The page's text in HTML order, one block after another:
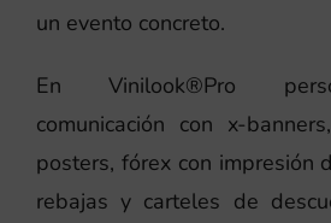
un evento concreto.
En Vinilook®Pro
comunicación con x-
posters, fórex con impresión
rebajas y carteles de